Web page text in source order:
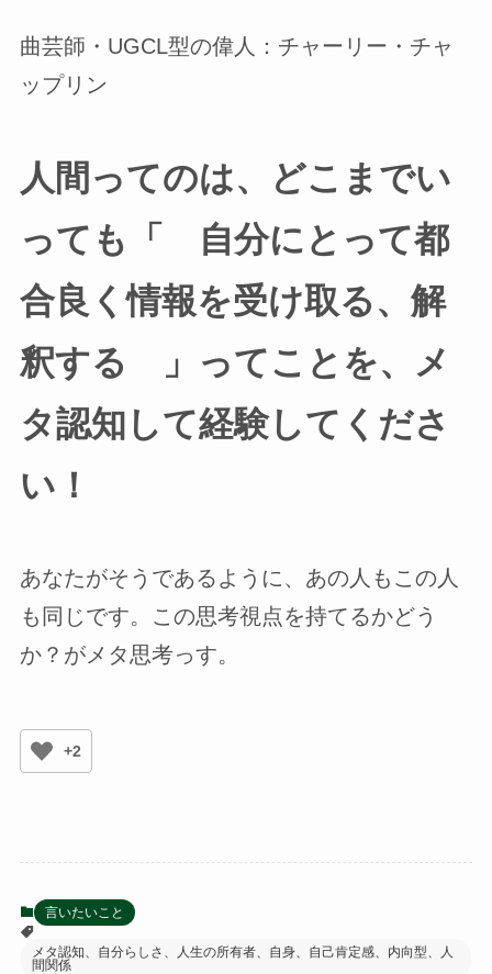
曲芸師・UGCL型の偉人：チャーリー・チャ
ップリン
人間ってのは、どこまでい
っても「 自分にとって都
合良く情報を受け取る、解
釈する 」ってことを、メ
タ認知して経験してくださ
い！
あなたがそうであるように、あの人もこの人
も同じです。この思考視点を持てるかどう
か？がメタ思考っす。
+2
言いたいこと
メタ認知、自分らしさ、人生の所有者、自身、自己肯定感、内向型、人
間関係